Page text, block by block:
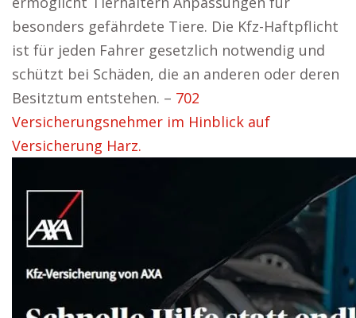
besonders gefährdete Tiere. Die Kfz-Haftpflicht
ist für jeden Fahrer gesetzlich notwendig und
schützt bei Schäden, die an anderen oder deren
Besitztum entstehen. – 702
Versicherungsnehmer im Hinblick auf
Versicherung Harz.